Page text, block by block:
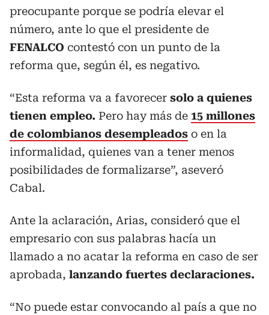
preocupante porque se podría elevar el
número, ante lo que el presidente de
FENALCO contestó con un punto de la
reforma que, según él, es negativo.
“Esta reforma va a favorecer solo a quienes
tienen empleo. Pero hay más de 15 millones
de colombianos desempleados o en la
informalidad, quienes van a tener menos
posibilidades de formalizarse”, aseveró
Cabal.
Ante la aclaración, Arias, consideró que el
empresario con sus palabras hacía un
llamado a no acatar la reforma en caso de ser
aprobada, lanzando fuertes declaraciones.
“No puede estar convocando al país a que no